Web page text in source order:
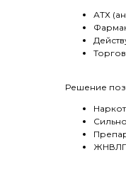
АТХ
Решение